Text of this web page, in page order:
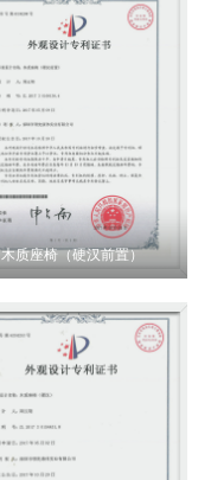
木质座椅（硬汉前置）